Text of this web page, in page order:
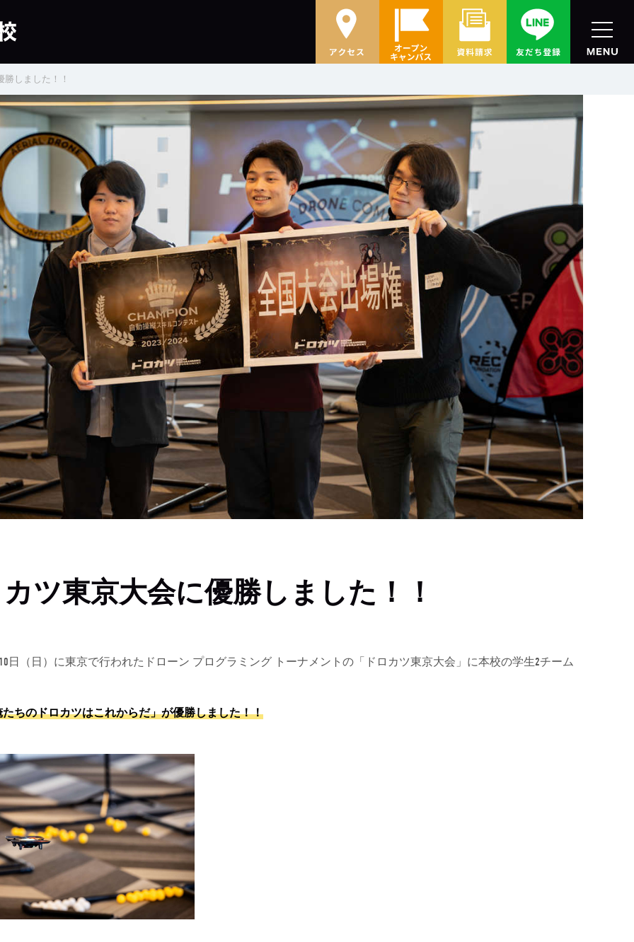
しました！！
ツ東京大会に優勝しました！！
10日（日）に東京で行われたドローン プログラミング トーナメントの「ドロカツ東京大会」に本校の学生2チーム
ちのドロカツはこれからだ」が優勝しました！！